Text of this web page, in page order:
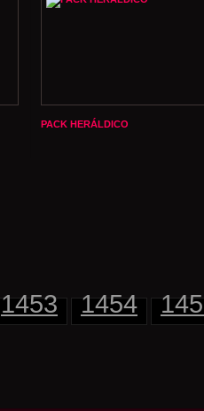
PACK HERÁLDICO
1453 1454